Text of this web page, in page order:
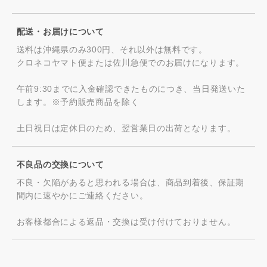
配送・お届けについて
送料は沖縄県のみ300円、それ以外は無料です。
クロネコヤマト便または佐川急便でのお届けになります。
午前9:30までに入金確認できたものにつき、当日発送いた
します。※予約販売商品を除く
土日祝日は定休日のため、翌営業日の出荷となります。
不良品の交換について
不良・欠陥があると思われる場合は、商品到着後、保証期
間内に速やかにご連絡ください。
お客様都合による返品・交換は受け付けておりません。